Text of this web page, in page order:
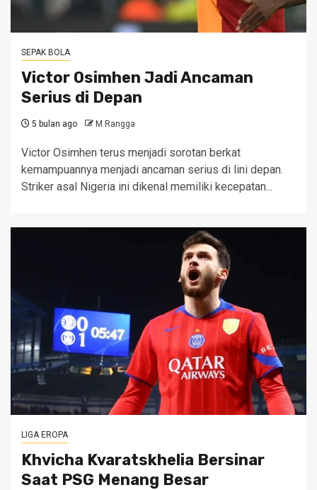
SEPAK BOLA
Victor Osimhen Jadi Ancaman
Serius di Depan
5 bulan ago M.Rangga
Victor Osimhen terus menjadi sorotan berkat
kemampuannya menjadi ancaman serius di lini depan.
Striker asal Nigeria ini dikenal memiliki kecepatan...
LIGA EROPA
Khvicha Kvaratskhelia Bersinar
Saat PSG Menang Besar